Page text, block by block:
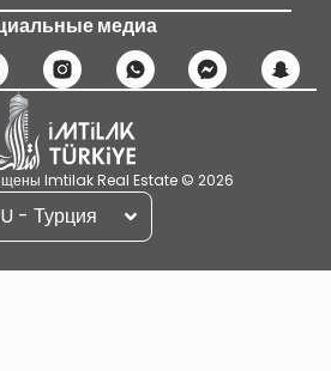
медиа
Imtilak Real Estate © 2026
- Турция